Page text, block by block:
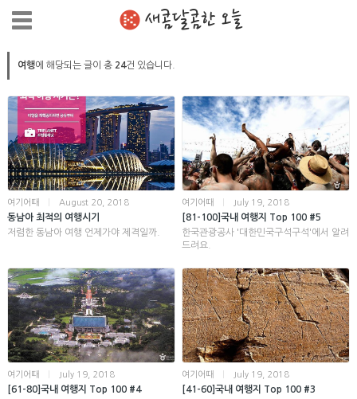
새콤달콤한 오늘
여행에 해당되는 글이 총 24건 있습니다.
여기어때 August 20, 2018
동남아 최적의 여행시기
저렴한 동남아 여행 언제가야 제격일까.
여기어때 July 19, 2018
[81-100]국내 여행지 Top 100 #5
한국관광공사 '대한민국구석구석'에서 알려
드려요.
여기어때 July 19, 2018
[61-80]국내 여행지 Top 100 #4
여기어때 July 19, 2018
[41-60]국내 여행지 Top 100 #3